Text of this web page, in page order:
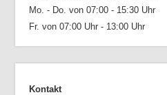
Mo. - Do. von 07:00 - 15:30 Uhr
Fr. von 07:00 Uhr - 13:00 Uhr
Kontakt